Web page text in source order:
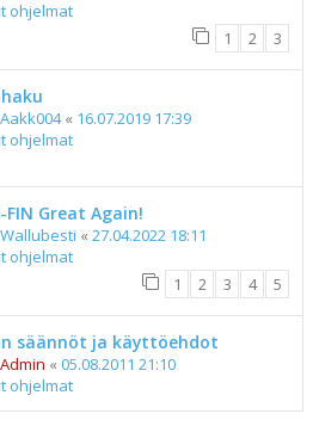
ohjelmat
1 2 3
Aakk004« 16.07.2019 17:39
ohjelmat
Great Again!
Wallubesti « 27.04.2022 18:11
ohjelmat
1 2 3 4 5
säännöt ja käyttöehdot
Admin « 05.08.2011 21:10
ohjelmat